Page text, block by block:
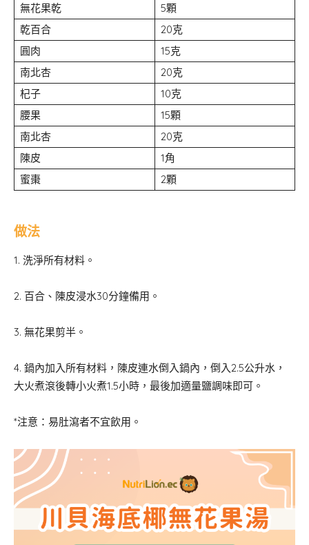
無花果乾
5顆
乾百合
20克
圓肉
15克
南北杏
20克
杞子
10克
腰果
15顆
南北杏
20克
陳皮
1角
蜜棗
2顆
做法
1. 洗淨所有材料。
2. 百合、陳皮浸水30分鐘備用。
3. ⁠無花果剪半。
4. ⁠鍋內加入所有材料，陳皮連水倒入鍋內，倒入2.5公升水，
大火煮滾後轉小火煮1.5小時，最後加適量鹽調味即可。
*注意：易肚瀉者不宜飲用。